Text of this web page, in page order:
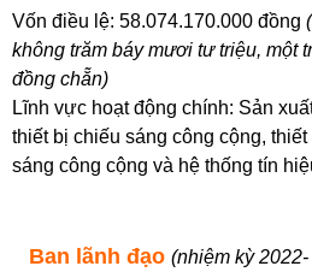
Vốn điều lệ: 58.074.170.000 đồng
không trăm báy mươi tư triệu, một
đồng chẵn)
Lĩnh vực hoạt động chính: Sản
thiết bị chiếu sáng công cộng,
sáng công cộng và hệ thống tín
Ban lãnh đạo (nhiệm kỳ 2022-